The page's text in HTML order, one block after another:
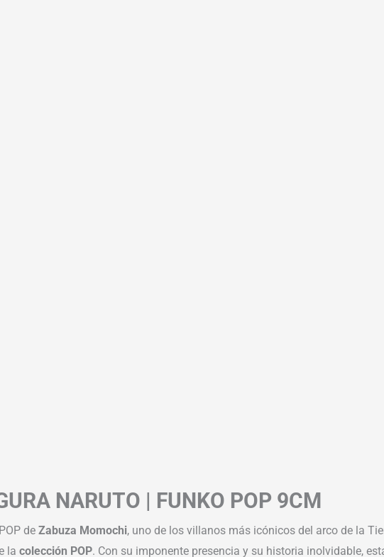
NARUTO | FUNKO POP 9CM
de Zabuza Momochi, uno de los villanos más icónicos del arco de la
la colección POP. Con su imponente presencia y su historia inolvidable,